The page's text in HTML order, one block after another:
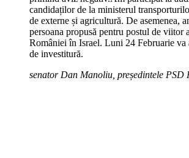
candidaților de la ministerul
de externe și agricultură. De asemenea,
persoana propusă pentru postul de viitor
României în Israel. Luni 24 Februarie va
de investitură.
senator Dan Manoliu, președintele PSD